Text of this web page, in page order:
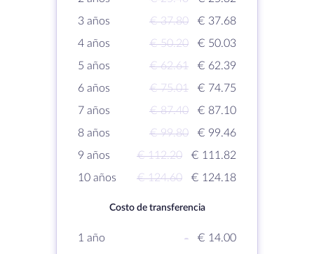
3 años
€ 37.80
€ 37.68
4 años
€ 50.20
€ 50.03
5 años
€ 62.61
€ 62.39
6 años
€ 75.01
€ 74.75
7 años
€ 87.40
€ 87.10
8 años
€ 99.80
€ 99.46
9 años
€ 112.20
€ 111.82
10 años
€ 124.60 € 124.18
Costo de transferencia
1 año -
€ 14.00